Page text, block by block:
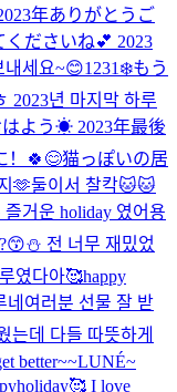
年ありがとうご
ださいね💕︎ 2023
내세요~😊1231❄️もう
2023년 마지막 하루
はよう☀ 2023年最後
！🍀😊猫っぽいの居
🫶둘이서 찰칵🐱🐱
거운 holiday 였어용
전 너무 재밌었
였다아🥰happy
네여러분 선물 잘 받
는데 다들 따뜻하게
better~~LUNÉ~
I love